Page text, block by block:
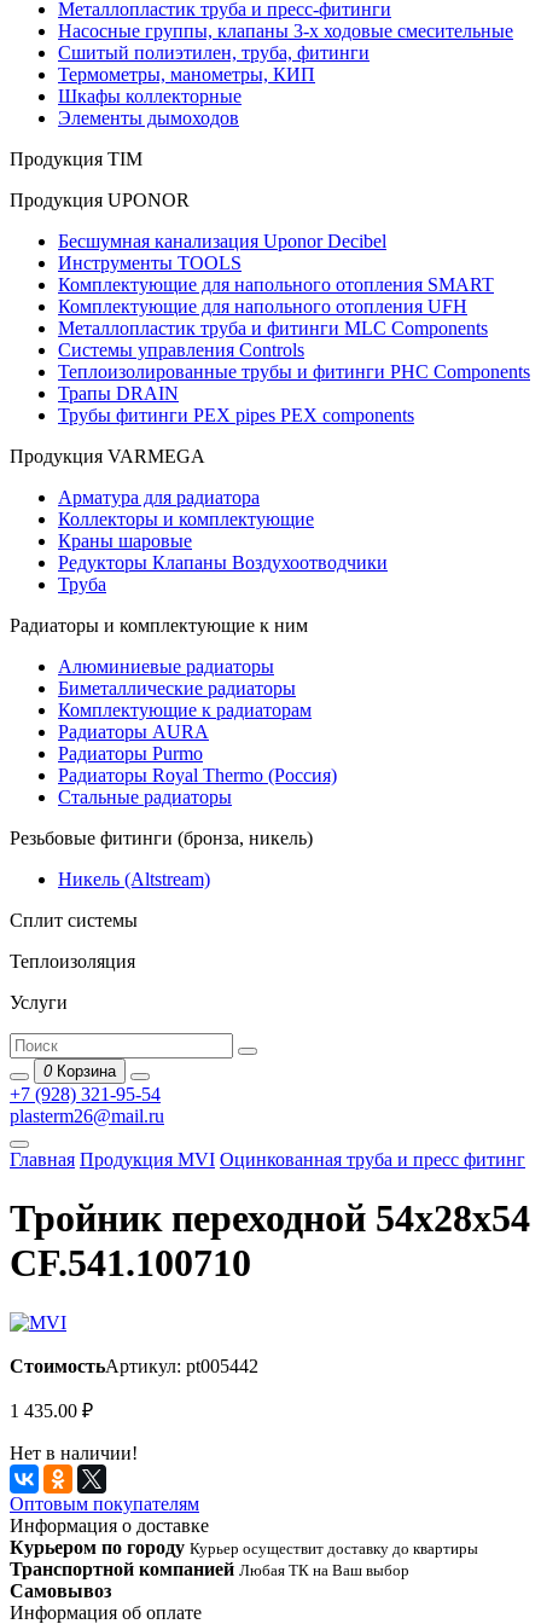
Металлопластик труба и пресс-фитинги
Насосные группы, клапаны 3-х ходовые смесительные
Сшитый полиэтилен, труба, фитинги
Термометры, манометры, КИП
Шкафы коллекторные
Элементы дымоходов
Продукция TIM
Продукция UPONOR
Бесшумная канализация Uponor Decibel
Инструменты TOOLS
Комплектующие для напольного отопления SMART
Комплектующие для напольного отопления UFH
Металлопластик труба и фитинги MLC Components
Системы управления Controls
Теплоизолированные трубы и фитинги PHC Components
Трапы DRAIN
Трубы фитинги PEX pipes PEX components
Продукция VARMEGA
Арматура для радиатора
Коллекторы и комплектующие
Краны шаровые
Редукторы Клапаны Воздухоотводчики
Труба
Радиаторы и комплектующие к ним
Алюминиевые радиаторы
Биметаллические радиаторы
Комплектующие к радиаторам
Радиаторы AURA
Радиаторы Purmo
Радиаторы Royal Thermo (Россия)
Стальные радиаторы
Резьбовые фитинги (бронза, никель)
Никель (Altstream)
Сплит системы
Теплоизоляция
Услуги
0 Корзина
+7 (928) 321-95-54
plasterm26@mail.ru
Главная Продукция MVI Оцинкованная труба и пресс фитинг
Тройник переходной 54х28х54
CF.541.100710
СтоимостьАртикул: pt005442
1 435.00 ₽
Нет в наличии!
Оптовым покупателям
Информация о доставке
Курьером по городу Курьер осуществит доставку до квартиры
Транспортной компанией Любая ТК на Ваш выбор
Самовывоз
Информация об оплате